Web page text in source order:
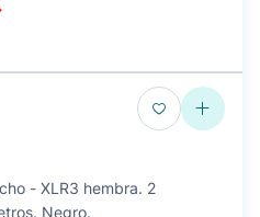
- XLR3 hembra. 2
Negro.